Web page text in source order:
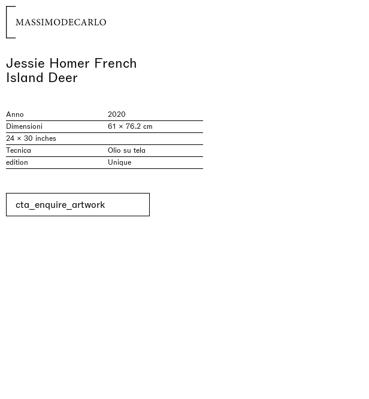
Jessie Homer French
Island Deer
Anno
2020
Dimensioni
61 × 76.2 cm
24 × 30 inches
Tecnica
Olio su tela
edition
Unique
cta_enquire_artwork